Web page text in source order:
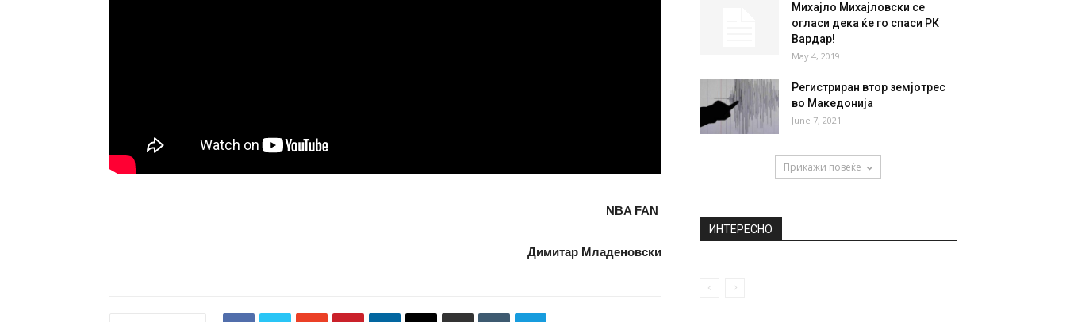
NBA FAN
Димитар Младеновски
Заглавените деца во
пештерата во Тајланд се уште
не се подготвени...
July 7, 2018
Новата пратеничка група се
вклучува во разговорите за
нацрт-амандманите за
October 29, 2018
May 4, 2019